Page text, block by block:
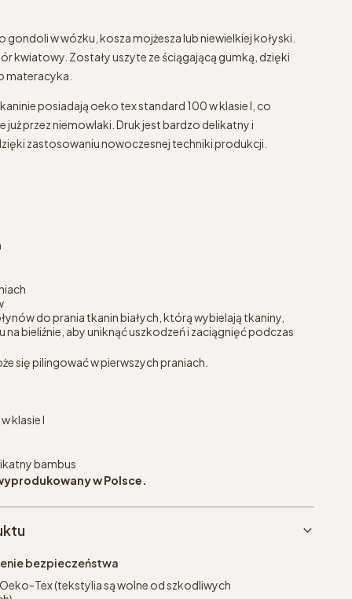
gondoli w wózku, kosza mojżesza lub niewielkiej kołyski.
kwiatowy. Zostały uszyte ze ściągającą gumką, dzięki
materacyka.
posiadają oeko tex standard 100 w klasie I, co
już przez niemowlaki. Druk jest bardzo delikatny i
zastosowaniu nowoczesnej techniki produkcji.
do prania tkanin białych, którą wybielają tkaniny,
na bieliźnie, aby uniknąć uszkodzeń i zaciągnięć podczas
się pilingować w pierwszych praniach.
klasie I
bambus
w Polsce.
bezpieczeństwa
Tex (tekstylia są wolne od szkodliwych